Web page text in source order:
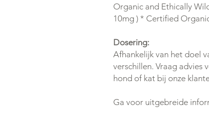
Organic and Ethically
10mg ) * Certified
Dosering:
Afhankelijk van het doel
verschillen. Vraag advies
hond of kat bij onze
Ga voor uitgebreide